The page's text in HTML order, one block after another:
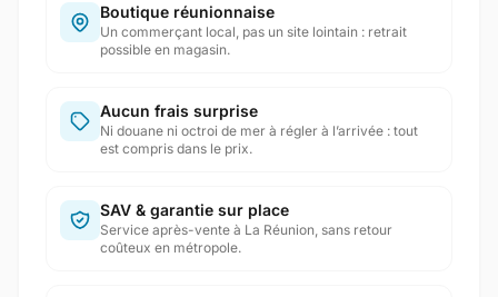
Boutique réunionnaise
Un commerçant local, pas un site lointain : retrait
possible en magasin.
Aucun frais surprise
Ni douane ni octroi de mer à régler à l’arrivée : tout
est compris dans le prix.
SAV & garantie sur place
Service après-vente à La Réunion, sans retour
coûteux en métropole.